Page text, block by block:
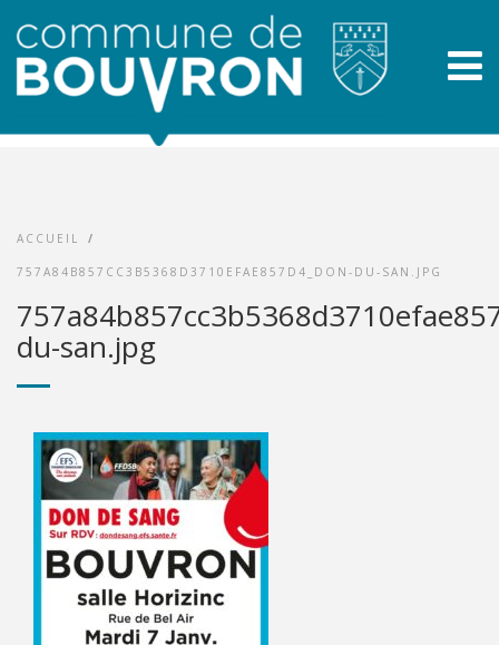
ACCUEIL /
757A84B857CC3B5368D3710EFAE857D4_DON-DU-SAN.JPG
du-san.jpg